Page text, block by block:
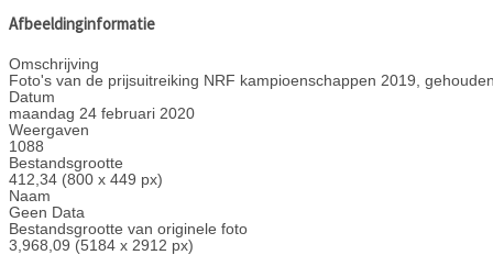
Afbeeldinginformatie
Omschrijving
Foto's van de prijsuitreiking NRF kampioenschappen 2019,
Datum
maandag 24 februari 2020
Weergaven
1088
Bestandsgrootte
412,34 (800 x 449 px)
Naam
Geen Data
Bestandsgrootte van originele foto
3,968,09 (5184 x 2912 px)